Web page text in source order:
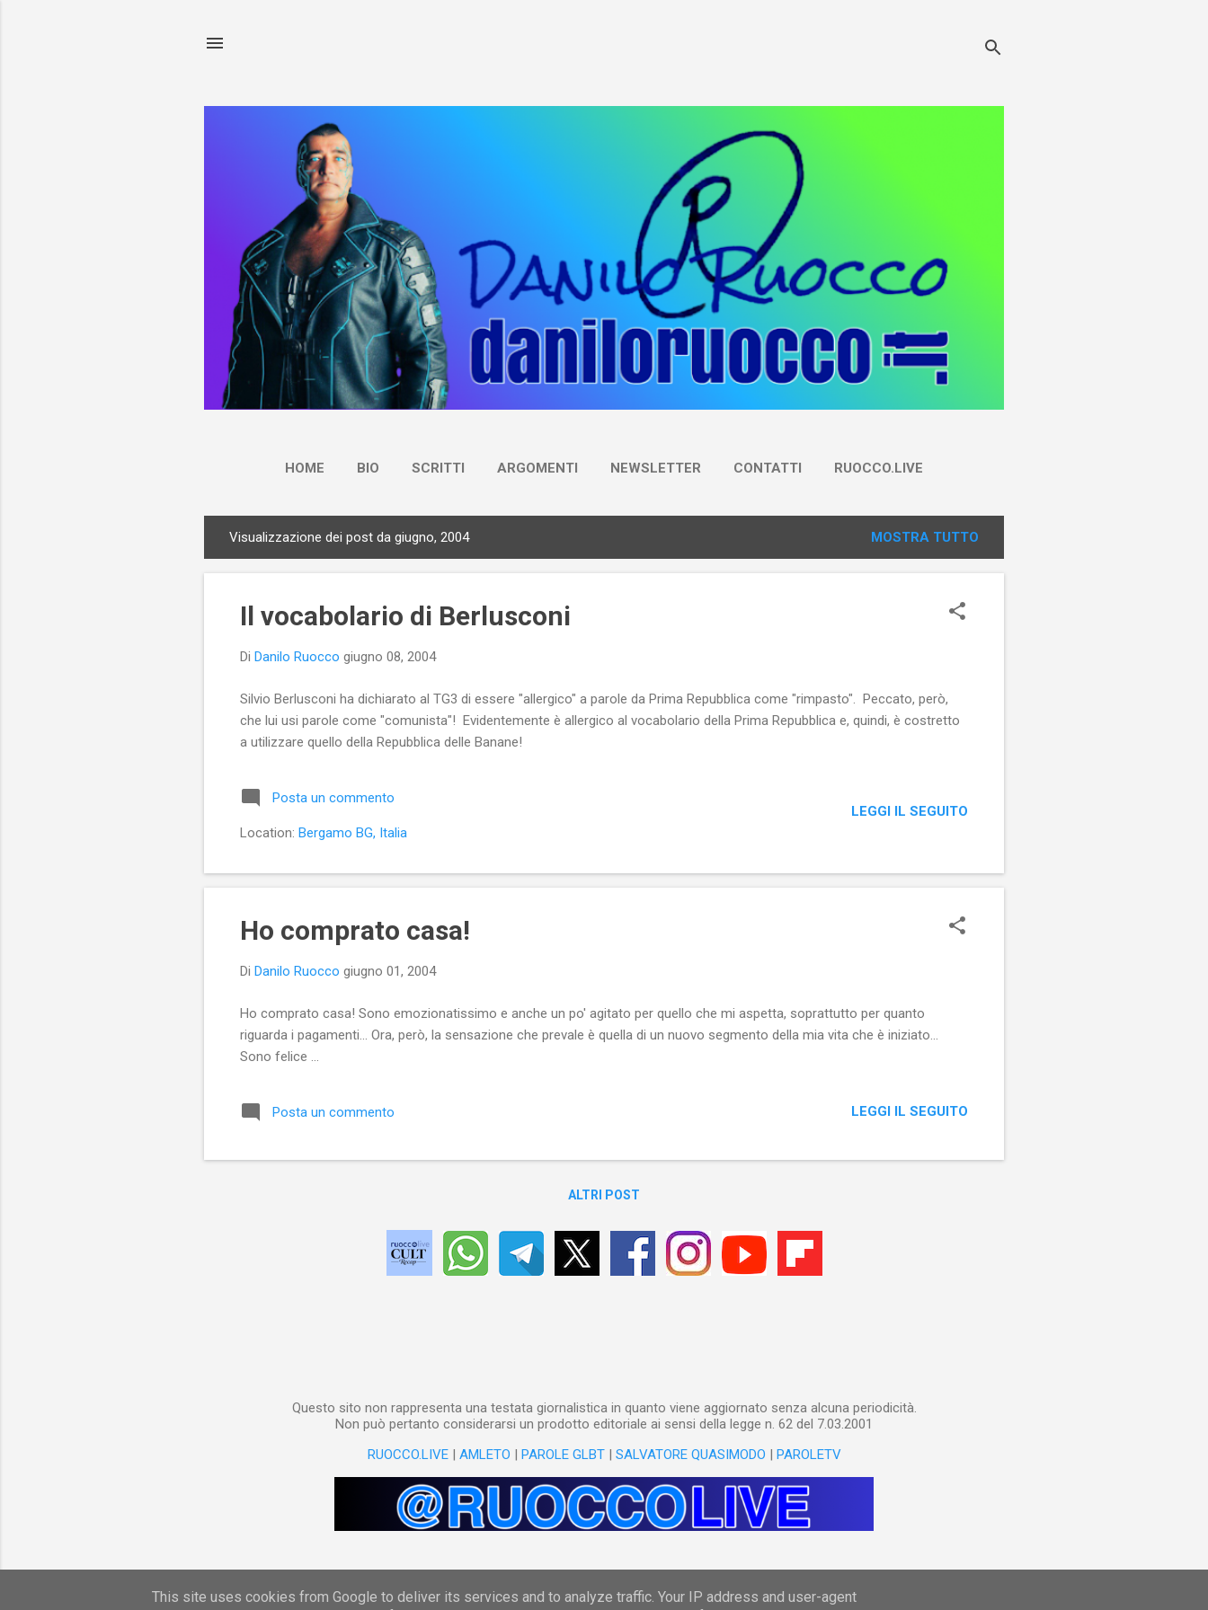
HOME BIO SCRITTI ARGOMENTI NEWSLETTER CONTATTI RUOCCO.LIVE
o
Visualizzazione dei post da giugno, 2004 MOSTRA TUTTO
Il vocabolario di Berlusconi
Di Danilo Ruocco giugno 08, 2004
Silvio Berlusconi ha dichiarato al TG3 di essere "allergico" a parole da Prima Repubblica come "rimpasto". Peccato, però,
che lui usi parole come "comunista"! Evidentemente è allergico al vocabolario della Prima Repubblica e, quindi, è costretto
a utilizzare quello della Repubblica delle Banane!
Posta un commento
Location: Bergamo BG, Italia
LEGGI IL SEGUITO
Ho comprato casa!
Di Danilo Ruocco giugno 01, 2004
Ho comprato casa! Sono emozionatissimo e anche un po' agitato per quello che mi aspetta, soprattutto per quanto
riguarda i pagamenti... Ora, però, la sensazione che prevale è quella di un nuovo segmento della mia vita che è iniziato...
Sono felice ...
Posta un commento LEGGI IL SEGUITO
ALTRI POST
Questo sito non rappresenta una testata giornalistica in quanto viene aggiornato senza alcuna periodicità.
Non può pertanto considerarsi un prodotto editoriale ai sensi della legge n. 62 del 7.03.2001
RUOCCO.LIVE| AMLETO | PAROLE GLBT| SALVATORE QUASIMODO | PAROLETV
This site uses cookies from Google to deliver its services and to analyze traffic. Your IP address and user-agent